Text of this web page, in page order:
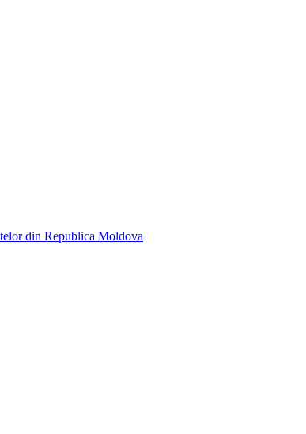
din Republica Moldova